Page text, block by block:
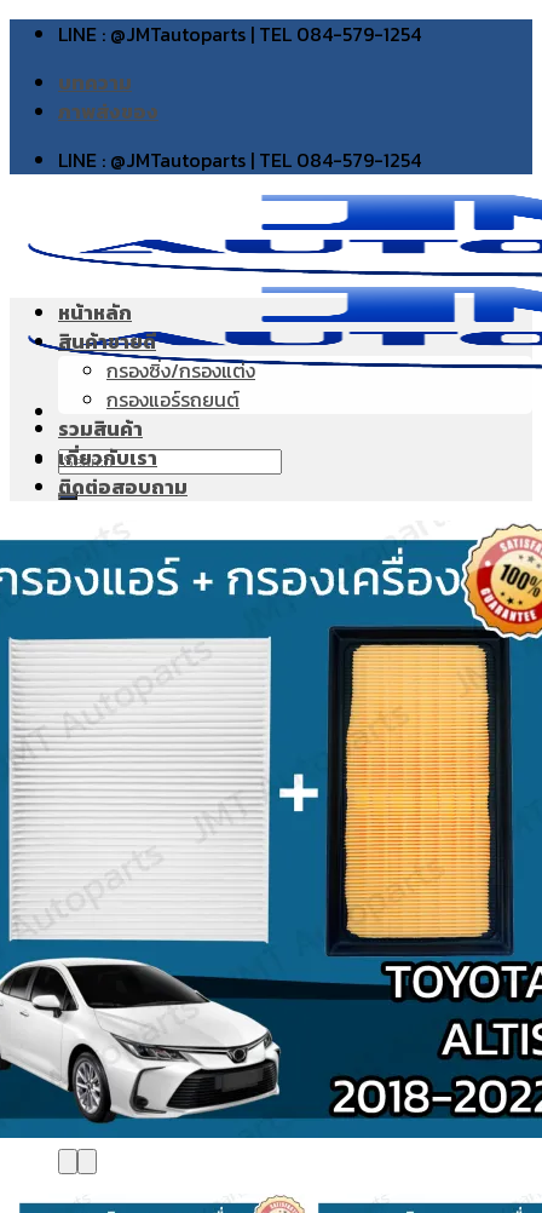
Skip
content
LINE : @JMTautoparts | TEL 084-579-1254
บทความ
ภาพส่งของ
LINE : @JMTautoparts | TEL 084-579-1254
Search
for:
Search
หน้าหลัก
สินค้าขายดี
กรองซิ่ง/กรองแต่ง
กรองแอร์รถยนต์
รวมสินค้า
เกี่ยวกับเรา
ติดต่อสอบถาม